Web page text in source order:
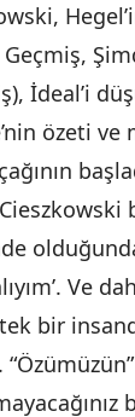
İdeal’i
özeti
Ve
bir